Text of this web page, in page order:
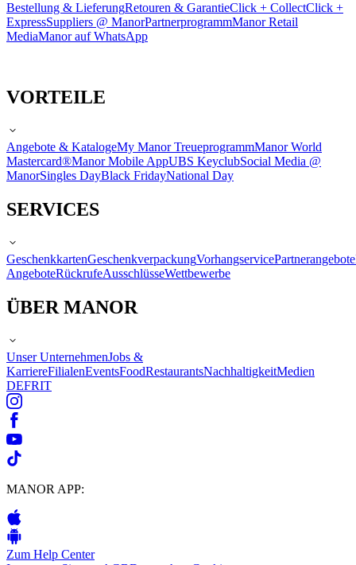
Bestellung & LieferungRetouren & GarantieClick + CollectClick +
ExpressSuppliers @ ManorPartnerprogrammManor Retail
MediaManor auf WhatsApp
VORTEILE
Angebote & KatalogeMy Manor TreueprogrammManor World
Mastercard®Manor Mobile AppUBS KeyclubSocial Media @
ManorSingles DayBlack FridayNational Day
SERVICES
GeschenkkartenGeschenkverpackungVorhangservicePartnerangebote
AngeboteRückrufeAusschlüsseWettbewerbe
ÜBER MANOR
Unser UnternehmenJobs &
KarriereFilialenEventsFoodRestaurantsNachhaltigkeitMedien
DEFRIT
MANOR APP:
Zum Help Center